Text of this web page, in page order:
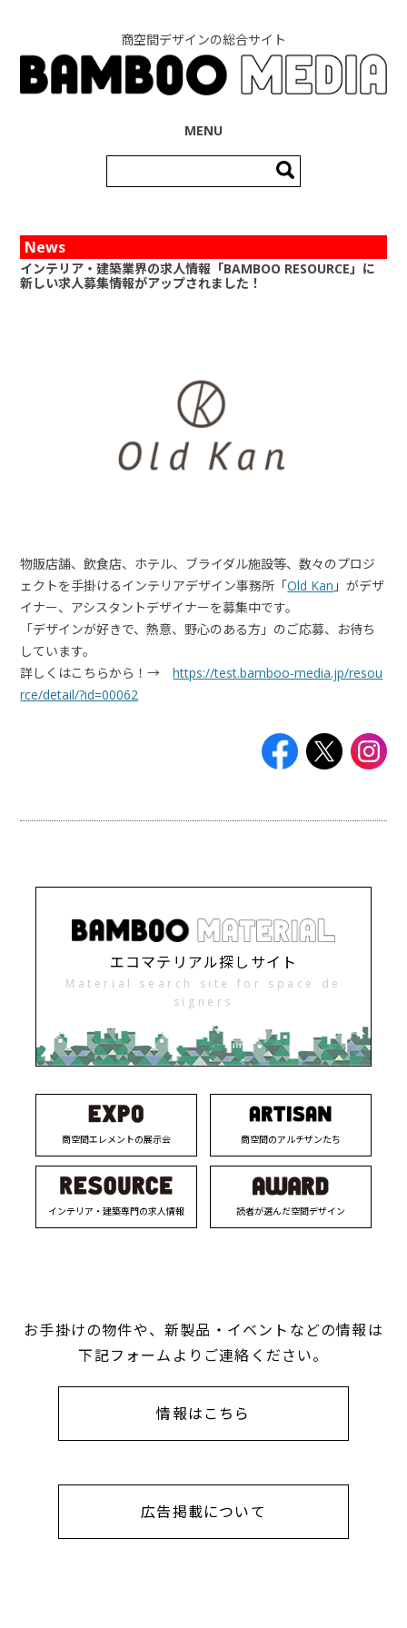
商空間デザインの総合サイト
MENU
索:
News
インテリア・建築業界の求人情報「BAMBOO RESOURCE」に
新しい求人募集情報がアップされました！
物販店舗、飲食店、ホテル、ブライダル施設等、数々のプロジ
ェクトを手掛けるインテリアデザイン事務所「Old Kan 」がデザ
イナー、アシスタントデザイナーを募集中です。
「デザインが好きで、熱意、野心のある方 」のご応募、お待ち
しています。
詳しくはこちらから！→https://test.bamboo-media.jp/resou
rce/detail/?id=00062
エコマテリアル探しサイト
Material search site for space de
signers
商空間エレメントの展示会 商空間のアルチザンたち
インテリア・建築専門の求人情報 読者が選んだ空間デザイン
お手掛けの物件や、新製品・イベントなどの情報は
下記フォームよりご連絡ください。
情報はこちら
広告掲載について